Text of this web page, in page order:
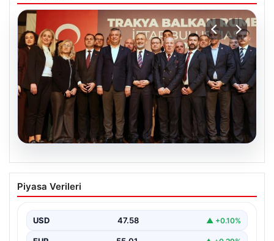
05.08.2026
Gözler İstanbul’a çevrildi, bir belediye
başkanından daha açıklama geldi. “Yeni
{"title": "İstanbul'da Siyasi Gelişmeler ve Belediye
Piyasa Verileri
USD 47.58 ▲ +0.10%